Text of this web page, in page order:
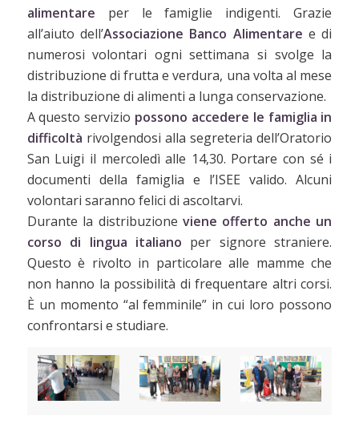
alimentare per le famiglie indigenti. Grazie
all’aiuto dell’Associazione Banco Alimentare e di
numerosi volontari ogni settimana si svolge la
distribuzione di frutta e verdura, una volta al mese
la distribuzione di alimenti a lunga conservazione.
A questo servizio possono accedere le famiglia in
difficoltà rivolgendosi alla segreteria dell’Oratorio
San Luigi il mercoledì alle 14,30. Portare con sé i
documenti della famiglia e l’ISEE valido. Alcuni
volontari saranno felici di ascoltarvi.
Durante la distribuzione viene offerto anche un
corso di lingua italiano per signore straniere.
Questo è rivolto in particolare alle mamme che
non hanno la possibilità di frequentare altri corsi.
È un momento “al femminile” in cui loro possono
confrontarsi e studiare.